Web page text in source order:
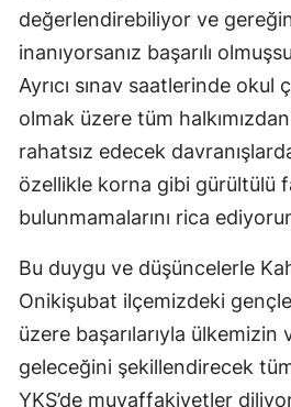
değerlendirebiliyor ve
inanıyorsanız başarılı
Ayrıcı sınav saatlerinde okul
olmak üzere tüm
rahatsız edecek
özellikle korna gibi gürültülü
bulunmamalarını rica
Bu duygu ve düşüncelerle
Onikişubat ilçemizdeki
üzere başarılarıyla
geleceğini şekillendirecek
YKS’de muvaffakiyetler